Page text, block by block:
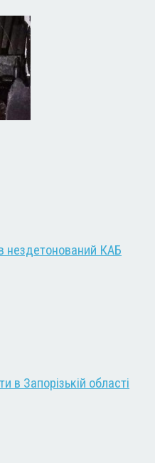
нездетонований КАБ
в Запорізькій області